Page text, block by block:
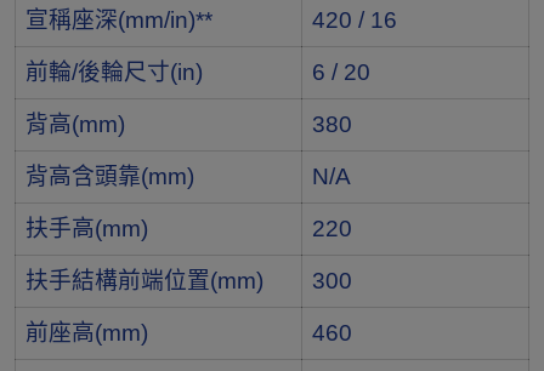
宣稱座深(mm/in)** 420 / 16
前輪/後輪尺寸(in) 6 / 20
背高(mm) 380
背高含頭靠(mm) N/A
扶手高(mm) 220
扶手結構前端位置(mm) 300
前座高(mm) 460